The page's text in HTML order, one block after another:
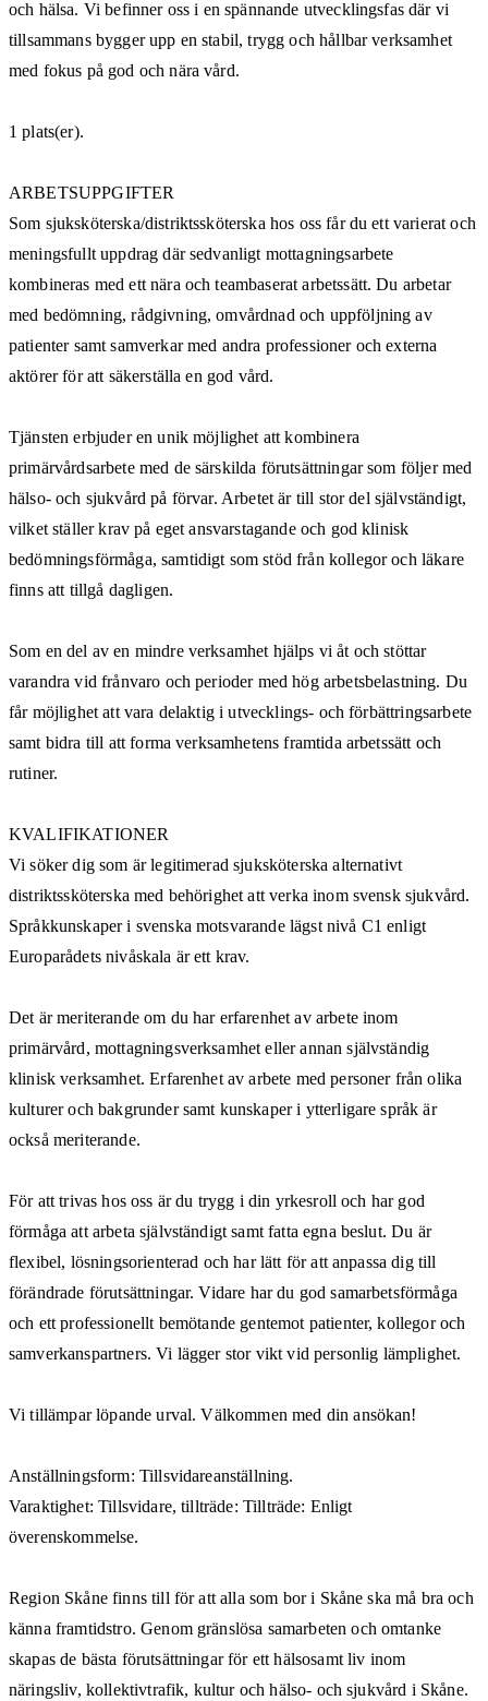
och hälsa. Vi befinner oss i en spännande utvecklingsfas där vi
tillsammans bygger upp en stabil, trygg och hållbar verksamhet
med fokus på god och nära vård.
1 plats(er).
ARBETSUPPGIFTER
Som sjuksköterska/distriktssköterska hos oss får du ett varierat och
meningsfullt uppdrag där sedvanligt mottagningsarbete
kombineras med ett nära och teambaserat arbetssätt. Du arbetar
med bedömning, rådgivning, omvårdnad och uppföljning av
patienter samt samverkar med andra professioner och externa
aktörer för att säkerställa en god vård.
Tjänsten erbjuder en unik möjlighet att kombinera
primärvårdsarbete med de särskilda förutsättningar som följer med
hälso- och sjukvård på förvar. Arbetet är till stor del självständigt,
vilket ställer krav på eget ansvarstagande och god klinisk
bedömningsförmåga, samtidigt som stöd från kollegor och läkare
finns att tillgå dagligen.
Som en del av en mindre verksamhet hjälps vi åt och stöttar
varandra vid frånvaro och perioder med hög arbetsbelastning. Du
får möjlighet att vara delaktig i utvecklings- och förbättringsarbete
samt bidra till att forma verksamhetens framtida arbetssätt och
rutiner.
KVALIFIKATIONER
Vi söker dig som är legitimerad sjuksköterska alternativt
distriktssköterska med behörighet att verka inom svensk sjukvård.
Språkkunskaper i svenska motsvarande lägst nivå C1 enligt
Europarådets nivåskala är ett krav.
Det är meriterande om du har erfarenhet av arbete inom
primärvård, mottagningsverksamhet eller annan självständig
klinisk verksamhet. Erfarenhet av arbete med personer från olika
kulturer och bakgrunder samt kunskaper i ytterligare språk är
också meriterande.
För att trivas hos oss är du trygg i din yrkesroll och har god
förmåga att arbeta självständigt samt fatta egna beslut. Du är
flexibel, lösningsorienterad och har lätt för att anpassa dig till
förändrade förutsättningar. Vidare har du god samarbetsförmåga
och ett professionellt bemötande gentemot patienter, kollegor och
samverkanspartners. Vi lägger stor vikt vid personlig lämplighet.
Vi tillämpar löpande urval. Välkommen med din ansökan!
Anställningsform: Tillsvidareanställning.
Varaktighet: Tillsvidare, tillträde: Tillträde: Enligt
överenskommelse.
Region Skåne finns till för att alla som bor i Skåne ska må bra och
känna framtidstro. Genom gränslösa samarbeten och omtanke
skapas de bästa förutsättningar för ett hälsosamt liv inom
näringsliv, kollektivtrafik, kultur och hälso- och sjukvård i Skåne.